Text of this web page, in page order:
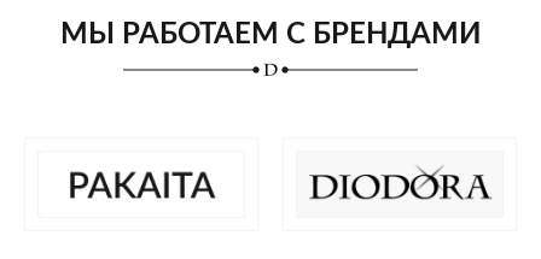
МЫ РАБОТАЕМ С БРЕНДАМИ